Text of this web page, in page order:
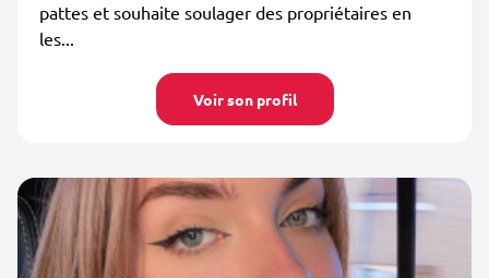
pattes et souhaite soulager des propriétaires en
les...
Voir son profil